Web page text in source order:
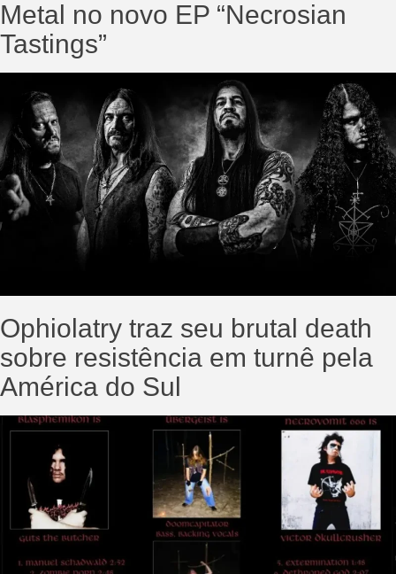
Metal no novo EP “Necrosian
Tastings”
Ophiolatry traz seu brutal death
sobre resistência em turnê pela
América do Sul